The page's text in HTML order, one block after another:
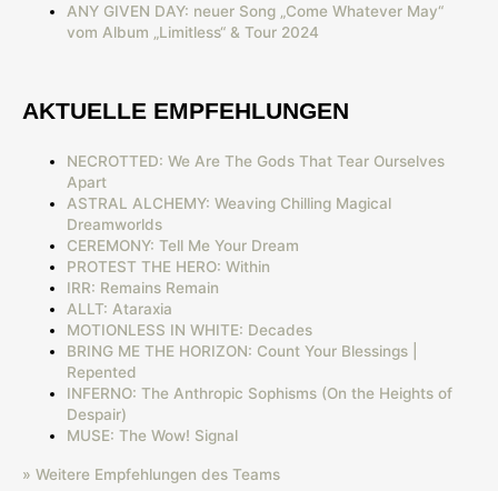
ANY GIVEN DAY: neuer Song „Come Whatever May“
vom Album „Limitless“ & Tour 2024
AKTUELLE EMPFEHLUNGEN
NECROTTED: We Are The Gods That Tear Ourselves
Apart
ASTRAL ALCHEMY: Weaving Chilling Magical
Dreamworlds
CEREMONY: Tell Me Your Dream
PROTEST THE HERO: Within
IRR: Remains Remain
ALLT: Ataraxia
MOTIONLESS IN WHITE: Decades
BRING ME THE HORIZON: Count Your Blessings |
Repented
INFERNO: The Anthropic Sophisms (On the Heights of
Despair)
MUSE: The Wow! Signal
» Weitere Empfehlungen des Teams